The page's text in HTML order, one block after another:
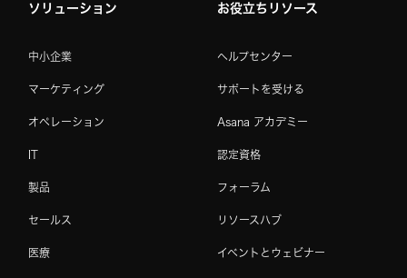
ソリューション
中小企業
マーケティング
オペレーション
IT
製品
セールス
医療
お役立ちリソース
ヘルプセンター
サポートを受ける
Asana アカデミー
認定資格
フォーラム
リソースハブ
イベントとウェビナー